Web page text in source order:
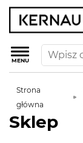
MENU
Strona
główna
Sklep